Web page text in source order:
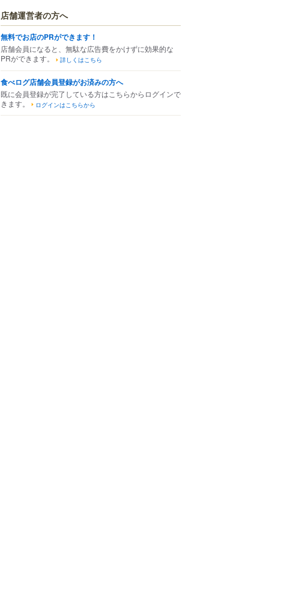
店舗運営者の方へ
無料でお店のPRができます！
店舗会員になると、無駄な広告費をかけずに効果的な
PRができます。
詳しくはこちら
食べログ店舗会員登録がお済みの方へ
既に会員登録が完了している方はこちらからログインで
きます。
ログインはこちらから